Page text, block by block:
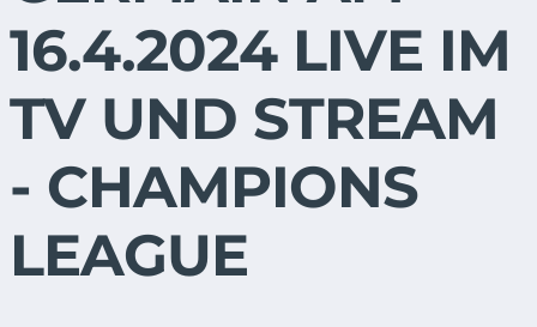
16.4.2024 LIVE IM
TV UND STREAM
- CHAMPIONS
LEAGUE